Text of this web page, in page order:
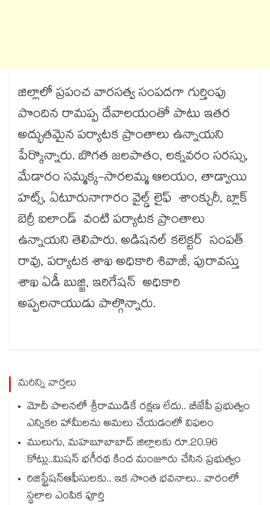
జిల్లాలో ప్రపంచ వారసత్వ సంపదగా గుర్తింపు
పొందిన రామప్ప దేవాలయంతో పాటు ఇతర
అద్భుతమైన పర్యాటక ప్రాంతాలు ఉన్నాయని
పేర్కొన్నారు. బొగత జలపాతం, లక్నవరం సరస్సు,
మేడారం సమ్మక్క-సారలమ్మ ఆలయం, తాడ్వాయి
హట్స్, ఏటూరునాగారం వైల్డ్‌‌‌‌‌‌‌‌ లైఫ్ శాంక్చురీ, బ్లాక్‌‌‌‌‌‌‌‌
బెర్రీ ఐలాండ్ వంటి పర్యాటక ప్రాంతాలు
ఉన్నాయని తెలిపారు. అడిషనల్​ కలెక్టర్ సంపత్
రావు, పర్యాటక శాఖ అధికారి శివాజీ, పురావస్తు
శాఖ ఏడీ బుజ్జి, ఇరిగేషన్ అధికారి
అప్పలనాయుడు పాల్గొన్నారు.
మరిన్ని వార్తలు
మోదీ పాలనలో శ్రీరాముడికే రక్షణ లేదు.. బీజేపీ ప్రభుత్వం
ఎన్నికల హామీలను అమలు చేయడంలో విఫలం
ములుగు, మహబూబాబాద్ జిల్లాలకు రూ.20.96
కోట్లు..మిషన్ భగీరథ కింద మంజూరు చేసిన ప్రభుత్వం
రిజిస్ట్రేషన్ఆఫీసులకు.. ఇక సొంత భవనాలు.. వారంలో
స్థలాల ఎంపిక పూర్తి